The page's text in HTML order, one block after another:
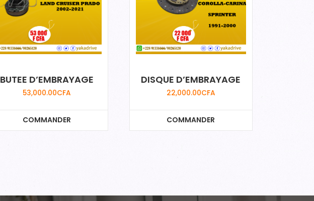
BUTEE D’EMBRAYAGE
53,000.00CFA
COMMANDER
DISQUE D’EMBRAYAGE
22,000.00CFA
COMMANDER